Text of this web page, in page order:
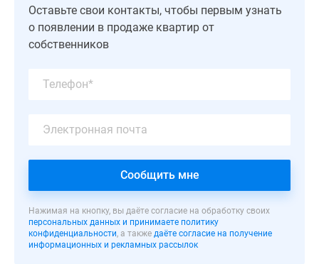
комфорт-
класса
монолитно-
высотная
высоким
цоколем,
необычный
Оставьте свои контакты, чтобы первым узнать
о появлении в продаже квартир от
собственников
Сообщить мне
Нажимая на кнопку, вы даёте согласие на обработку своих
персональных данных и принимаете политику
конфиденциальности, а также даёте согласие на получение
информационных и рекламных рассылок